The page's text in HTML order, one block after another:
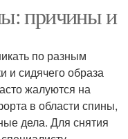
причины и
по разным
и сидячего образа
жалуются на
в области спины,
дела. Для снятия